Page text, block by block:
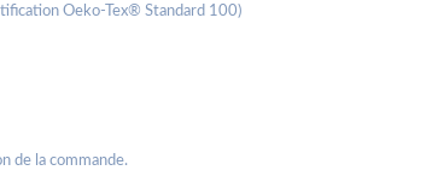
Oeko-Tex® Standard 100)
de la commande.